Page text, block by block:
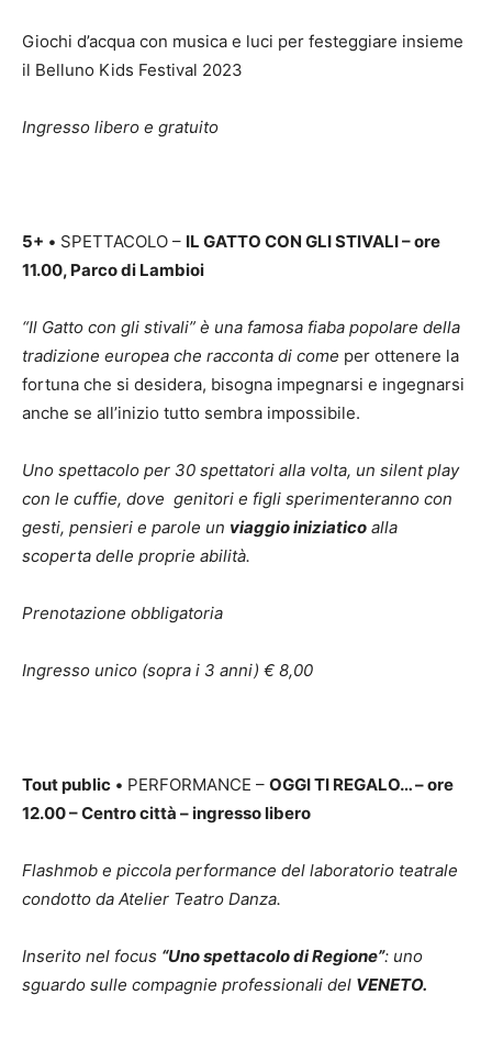
Giochi d’acqua con musica e luci per festeggiare insieme
il Belluno Kids Festival 2023
Ingresso libero e gratuito
5+ • SPETTACOLO – IL GATTO CON GLI STIVALI – ore
11.00, Parco di Lambioi
“Il Gatto con gli stivali” è una famosa fiaba popolare della
tradizione europea che racconta di come per ottenere la
fortuna che si desidera, bisogna impegnarsi e ingegnarsi
anche se all’inizio tutto sembra impossibile.
Uno spettacolo per 30 spettatori alla volta, un silent play
con le cuffie, dove genitori e figli sperimenteranno con
gesti, pensieri e parole un viaggio iniziatico alla
scoperta delle proprie abilità.
Prenotazione obbligatoria
Ingresso unico (sopra i 3 anni) € 8,00
Tout public • PERFORMANCE – OGGI TI REGALO… – ore
12.00 – Centro città – ingresso libero
Flashmob e piccola performance del laboratorio teatrale
condotto da Atelier Teatro Danza.
Inserito nel focus “Uno spettacolo di Regione”: uno
sguardo sulle compagnie professionali del VENETO.